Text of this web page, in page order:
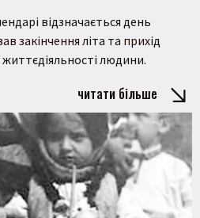
відзначається день
закінчення літа та прихід
життєдіяльності людини.
читати більше